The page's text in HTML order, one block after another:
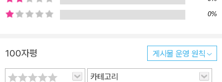
0%
100자평 게시물 운영 원칙
카테고리